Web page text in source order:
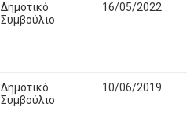
Δημοτικό
Συμβούλιο
16/05/2022
Δημοτικό
Συμβούλιο
10/06/2019